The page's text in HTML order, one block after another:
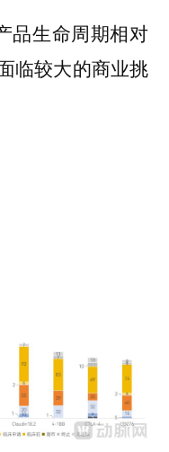
品生命周期相对
临较大的商业挑